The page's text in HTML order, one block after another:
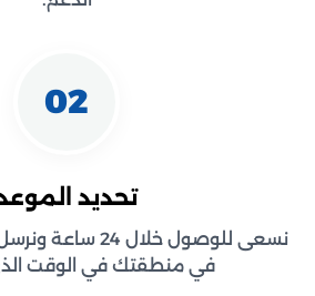
02
تحديد
نسعى للوصول خلال
في منطقتك في الوقت